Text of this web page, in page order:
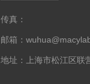
传真：
邮箱：
地址：上海市松江区联